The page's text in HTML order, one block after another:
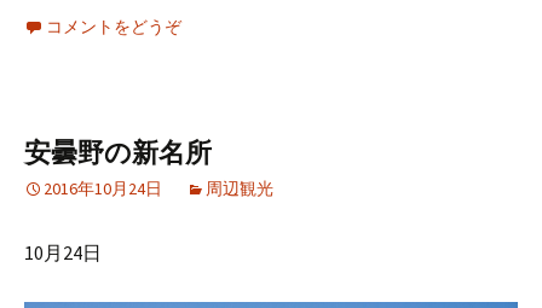
コメントをどうぞ
安曇野の新名所
2016年10月24日 周辺観光
10月24日